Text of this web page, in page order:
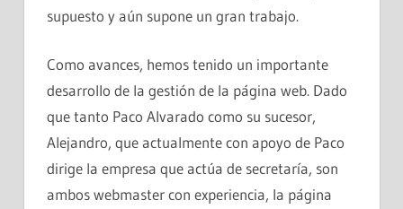
supuesto y aún supone un gran trabajo.
Como avances, hemos tenido un importante
desarrollo de la gestión de la página web. Dado
que tanto Paco Alvarado como su sucesor,
Alejandro, que actualmente con apoyo de Paco
dirige la empresa que actúa de secretaría, son
ambos webmaster con experiencia, la página